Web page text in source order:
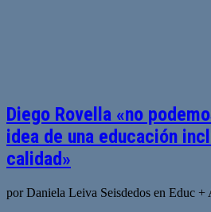
Diego Rovella «no
idea de una educación
calidad»
por Daniela Leiva Seisdedos en Educ +